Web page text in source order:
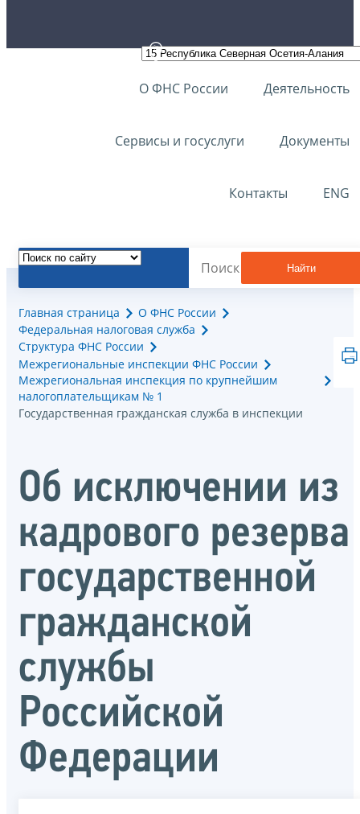
О ФНС России Деятельность
Сервисы и госуслуги Документы
Контакты ENG
Найти
Главная страница
О ФНС России
Федеральная налоговая служба
Структура ФНС России
Межрегиональные инспекции ФНС России
Межрегиональная инспекция по крупнейшим
налогоплательщикам № 1
Государственная гражданская служба в инспекции
Об исключении из
кадрового резерва
государственной
гражданской
службы
Российской
Федерации